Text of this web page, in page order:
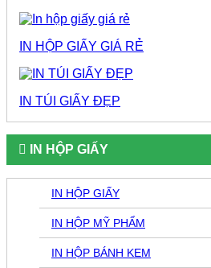
IN HỘP GIẤY GIÁ RẺ
IN TÚI GIẤY ĐẸP
IN HỘP GIẤY
IN HỘP GIẤY
IN HỘP MỸ PHẨM
IN HỘP BÁNH KEM